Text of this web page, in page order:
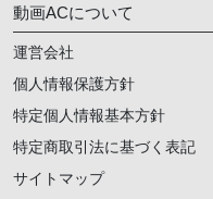
動画ACについて
運営会社
個人情報保護方針
特定個人情報基本方針
特定商取引法に基づく表記
サイトマップ